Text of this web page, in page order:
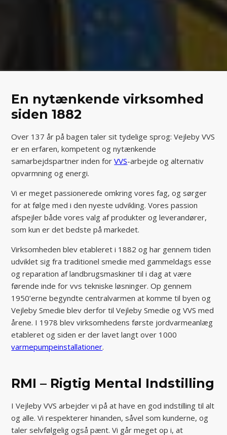
En nytænkende virksomhed
siden 1882
Over 137 år på bagen taler sit tydelige sprog: Vejleby VVS
er en erfaren, kompetent og nytænkende
samarbejdspartner inden forVVS-arbejde og alternativ
opvarmning og energi.
Vi er meget passionerede omkring vores fag, og sørger
for at følge med i den nyeste udvikling. Vores passion
afspejler både vores valg af produkter og leverandører,
som kun er det bedste på markedet.
Virksomheden blev etableret i 1882 og har gennem tiden
udviklet sig fra traditionel smedie med gammeldags esse
og reparation af landbrugsmaskiner til i dag at være
førende inde for vvs tekniske løsninger. Op gennem
1950’erne begyndte centralvarmen at komme til byen og
Vejleby Smedie blev derfor til Vejleby Smedie og VVS med
årene. I 1978 blev virksomhedens første jordvarmeanlæg
etableret og siden er der lavet langt over 1000
varmepumpeinstallationer.
RMI – Rigtig Mental Indstilling
I Vejleby VVS arbejder vi på at have en god indstilling til alt
og alle. Vi respekterer hinanden, såvel som kunderne, og
taler selvfølgelig også pænt. Vi går meget op i, at